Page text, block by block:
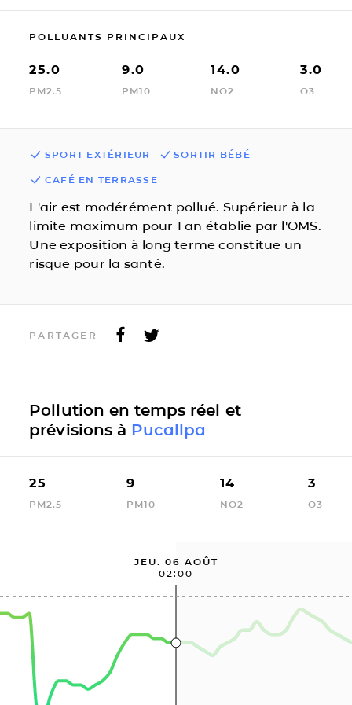
POLLUANTS PRINCIPAUX
25.0
PM2.5
9.0
PM10
14.0
NO2
3.0
O3
SPORT EXTÉRIEUR SORTIR BÉBÉ
CAFÉ EN TERRASSE
L'air est modérément pollué. Supérieur à la
limite maximum pour 1 an établie par l'OMS.
Une exposition à long terme constitue un
risque pour la santé.
PARTAGER
Pollution en temps réel et
prévisions à Pucallpa
25
PM2.5
9
PM10
14
NO2
3
O3
JEU. 06 AOÛT
02:00